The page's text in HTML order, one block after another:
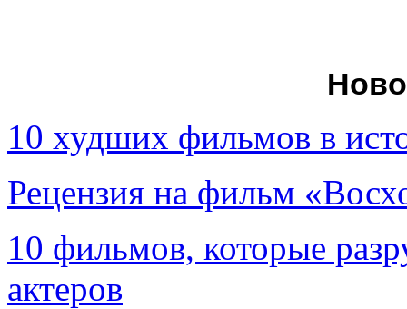
10 худших фильмов в
Рецензия на фильм
10 фильмов, которые
актеров